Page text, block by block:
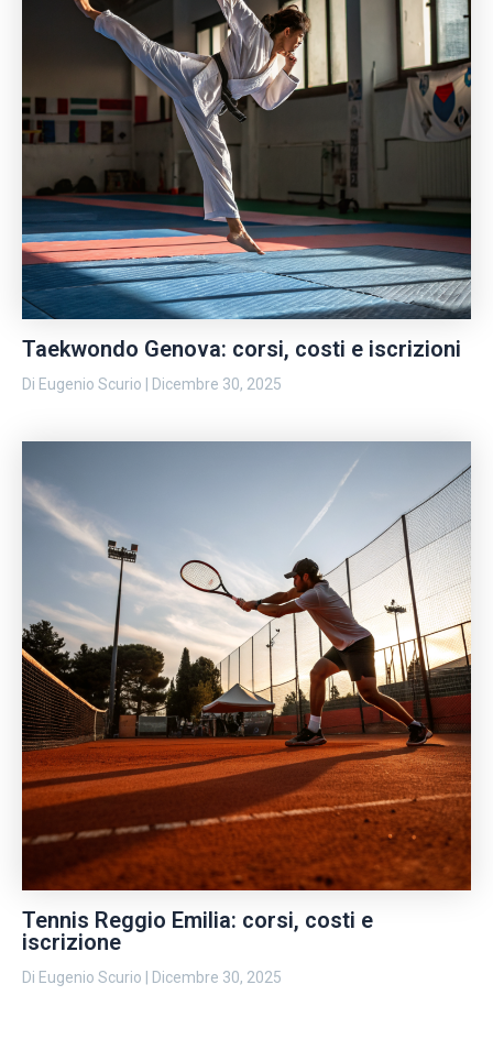
Taekwondo Genova: corsi, costi e iscrizioni
Di Eugenio Scurio Dicembre 30, 2025
Tennis Reggio Emilia: corsi, costi e
iscrizione
Di Eugenio Scurio Dicembre 30, 2025